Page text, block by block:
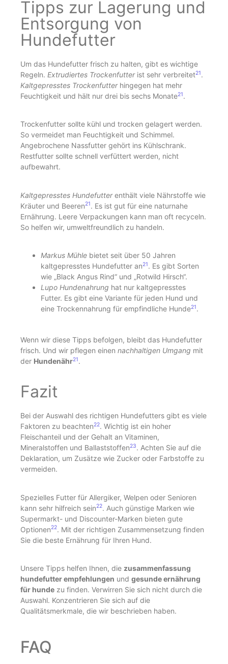
Tipps zur Lagerung und
Entsorgung von
Hundefutter
Um das Hundefutter frisch zu halten, gibt es wichtige
Regeln. Extrudiertes Trockenfutterist sehr verbreitet21.
Kaltgepresstes Trockenfutterhingegen hat mehr
Feuchtigkeit und hält nur drei bis sechs Monate21.
Trockenfutter sollte kühl und trocken gelagert werden.
So vermeidet man Feuchtigkeit und Schimmel.
Angebrochene Nassfutter gehört ins Kühlschrank.
Restfutter sollte schnell verfüttert werden, nicht
aufbewahrt.
Kaltgepresstes Hundefutterenthält viele Nährstoffe wie
Kräuter und Beeren21. Es ist gut für eine naturnahe
Ernährung. Leere Verpackungen kann man oft recyceln.
So helfen wir, umweltfreundlich zu handeln.
Markus Mühle bietet seit über 50 Jahren
kaltgepresstes Hundefutter an21. Es gibt Sorten
wie „Black Angus Rind“ und „Rotwild Hirsch“.
Lupo Hundenahrung hat nur kaltgepresstes
Futter. Es gibt eine Variante für jeden Hund und
eine Trockennahrung für empfindliche Hunde21.
Wenn wir diese Tipps befolgen, bleibt das Hundefutter
frisch. Und wir pflegen einen nachhaltigen Umgang mit
der Hundenähr21.
Fazit
Bei der Auswahl des richtigen Hundefutters gibt es viele
Faktoren zu beachten22. Wichtig ist ein hoher
Fleischanteil und der Gehalt an Vitaminen,
Mineralstoffen und Ballaststoffen23. Achten Sie auf die
Deklaration, um Zusätze wie Zucker oder Farbstoffe zu
vermeiden.
Spezielles Futter für Allergiker, Welpen oder Senioren
kann sehr hilfreich sein22. Auch günstige Marken wie
Supermarkt- und Discounter-Marken bieten gute
Optionen22. Mit der richtigen Zusammensetzung finden
Sie die beste Ernährung für Ihren Hund.
Unsere Tipps helfen Ihnen, die zusammenfassung
hundefutter empfehlungen und gesunde ernährung
für hunde zu finden. Verwirren Sie sich nicht durch die
Auswahl. Konzentrieren Sie sich auf die
Qualitätsmerkmale, die wir beschrieben haben.
FAQ